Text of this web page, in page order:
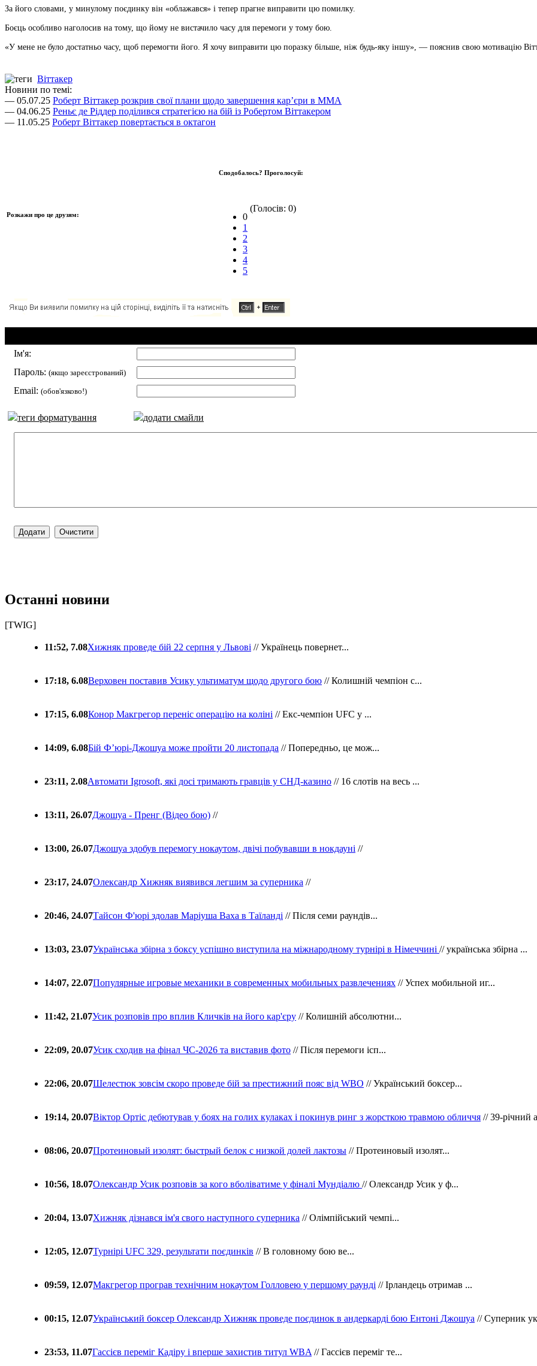
За його словами, у минулому поєдинку він «облажався» і тепер прагне виправити цю помилку.
Боєць особливо наголосив на тому, що йому не вистачило часу для перемоги у тому бою.
«У мене не було достатньо часу, щоб перемогти його. Я хочу виправити цю поразку більше, ніж будь-яку іншу», — пояснив свою мотивацію
Віттакер
Новини по темі:
— 05.07.25 Роберт Віттакер розкрив свої плани щодо завершення кар’єри в ММА
— 04.06.25 Реньє де Ріддер поділився стратегією на бій із Робертом Віттакером
— 11.05.25 Роберт Віттакер повертається в октагон
Розкажи про це друзям:
Сподобалось? Проголосуй:
0
1
2
3
4
5
(Голосів: 0)
Ім'я:
Пароль: (якщо зареєстрований)
Email: (обов'язково!)
теги форматування додати смайли
Останні новини
[TWIG]
11:52, 7.08Хижняк проведе бій 22 серпня у Львові // Українець повернет...
17:18, 6.08Верховен поставив Усику ультиматум щодо другого бою // Колишній чемпіон с...
17:15, 6.08Конор Макгрегор переніс операцію на коліні // Екс-чемпіон UFC у ...
14:09, 6.08Бій Ф’юрі-Джошуа може пройти 20 листопада // Попередньо, це мож...
23:11, 2.08Автомати Igrosoft, які досі тримають гравців у СНД-казино // 16 слотів на весь ...
13:11, 26.07Джошуа - Пренг (Відео бою) //
13:00, 26.07Джошуа здобув перемогу нокаутом, двічі побувавши в нокдауні //
23:17, 24.07Олександр Хижняк виявився легшим за суперника //
20:46, 24.07Тайсон Ф'юрі здолав Маріуша Ваха в Таїланді // Після семи раундів...
13:03, 23.07Українська збірна з боксу успішно виступила на міжнародному турнірі в Німеччині // українська збірна ...
14:07, 22.07Популярные игровые механики в современных мобильных развлечениях // Успех мобильной иг...
11:42, 21.07Усик розповів про вплив Кличків на його кар'єру // Колишній абсолютни...
22:09, 20.07Усик сходив на фінал ЧС-2026 та виставив фото // Після перемоги ісп...
22:06, 20.07Шелестюк зовсім скоро проведе бій за престижний пояс від WBO // Український боксер...
19:14, 20.07Віктор Ортіс дебютував у боях на голих кулаках і покинув ринг з жорсткою травмою обличчя // 39-річний
08:06, 20.07Протеиновый изолят: быстрый белок с низкой долей лактозы // Протеиновый изолят...
10:56, 18.07Олександр Усик розповів за кого вболіватиме у фіналі Мундіалю // Олександр Усик у ф...
20:04, 13.07Хижняк дізнався ім'я свого наступного суперника // Олімпійський чемпі...
12:05, 12.07Турнірі UFC 329, результати поєдинків // В головному бою ве...
09:59, 12.07Макгрегор програв технічним нокаутом Голловею у першому раунді // Ірландець отримав ...
00:15, 12.07Український боксер Олександр Хижняк проведе поєдинок в андеркарді бою Ентоні Джошуа // Суперник
23:53, 11.07Гассієв переміг Кадіру і вперше захистив титул WBA // Гассієв переміг те...